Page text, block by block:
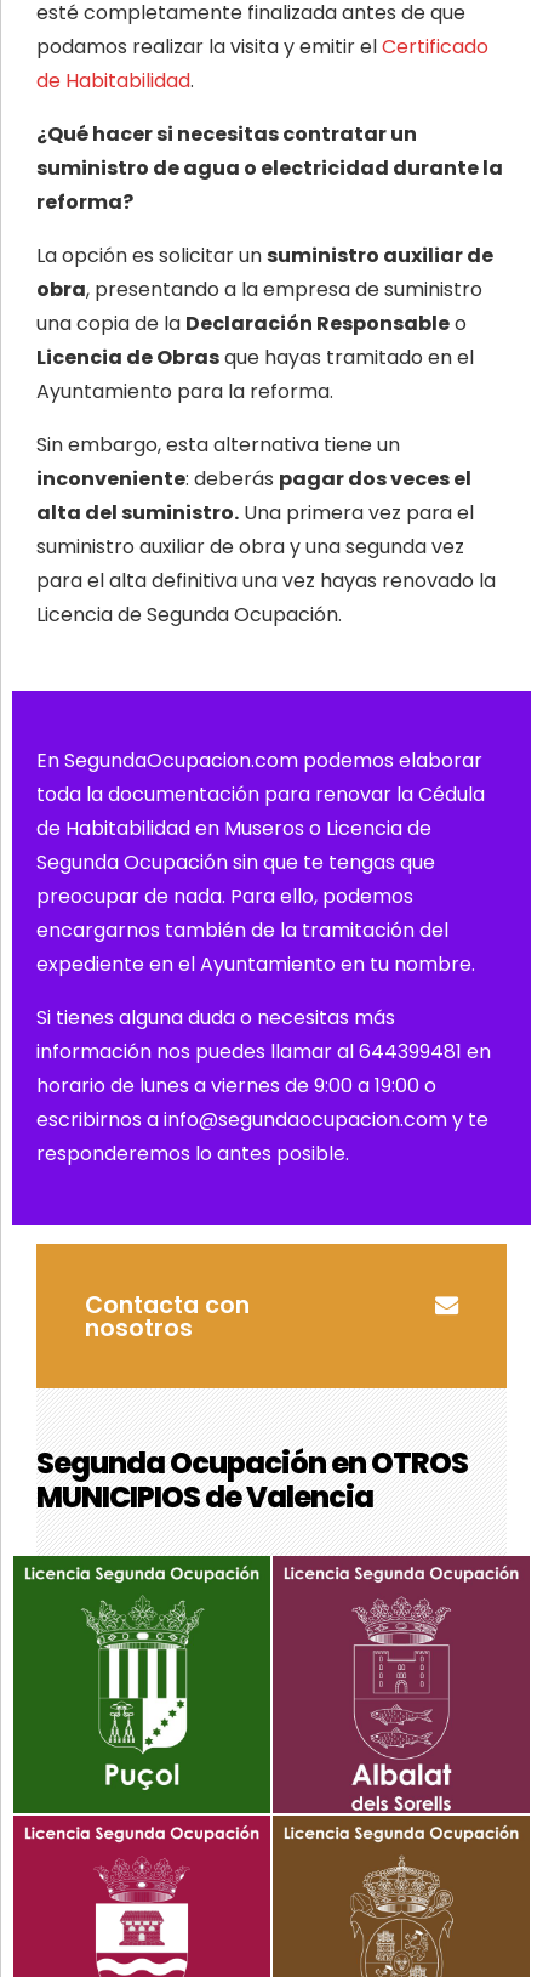
esté completamente finalizada antes de que
podamos realizar la visita y emitir elCertificado
de Habitabilidad.
¿Qué hacer si necesitas contratar un
suministro de agua o electricidad durante la
reforma?
La opción es solicitar unsuministro auxiliar de
obra, presentando a la empresa de suministro
una copia de la Declaración Responsableo
Licencia de Obrasque hayas tramitado en el
Ayuntamiento para la reforma.
Sin embargo, esta alternativa tiene un
inconveniente: deberás pagar dos veces el
alta del suministro. Una primera vez para el
suministro auxiliar de obra y una segunda vez
para el alta definitiva una vez hayas renovado la
Licencia de Segunda Ocupación.
En SegundaOcupacion.com podemos elaborar
toda la documentación para renovar la Cédula
de Habitabilidad en Museros o Licencia de
Segunda Ocupación sin que te tengas que
preocupar de nada. Para ello, podemos
encargarnos también de la tramitación del
expediente en el Ayuntamiento en tu nombre.
Si tienes alguna duda o necesitas más
información nos puedes llamar al644399481 en
horario de lunes a viernes de 9:00 a 19:00 o
escribirnos a info@segundaocupacion.com y te
responderemos lo antes posible.
Contacta con
nosotros
Segunda Ocupación en OTROS
MUNICIPIOS de Valencia